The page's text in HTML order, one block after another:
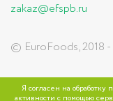
© EuroFoods, 2018 -
zakaz@efspb.ru
Сайт разработанв
Я согласен на
активности с помощью